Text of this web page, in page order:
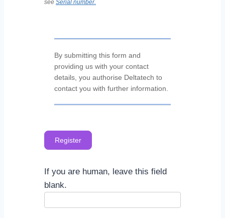
see Serial number.
By submitting this form and
providing us with your contact
details, you authorise Deltatech to
contact you with further information.
Register
If you are human, leave this field
blank.